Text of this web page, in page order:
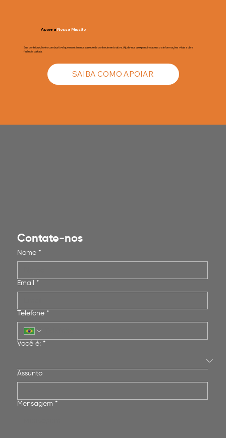
Apoie a Nossa Missão
Sua contribuição é o combustível que mantém nossa rede de conhecimento ativa. Ajude-nos a expandir o acesso a informações vitais sobre
fluência da fala.
SAIBA COMO APOIAR
Contate-nos
Nome *
Email *
Telefone *
Você é: *
Assunto
Mensagem *